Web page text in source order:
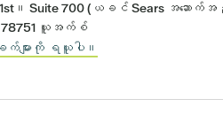
။ Suite 700 (ယခင် Sears အဆောက်
78751 ယူအက်စ်
များကို ရယူပါ။